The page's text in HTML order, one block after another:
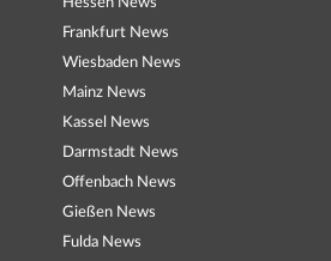
Hessen News
Frankfurt News
Wiesbaden News
Mainz News
Kassel News
Darmstadt News
Offenbach News
Gießen News
Fulda News